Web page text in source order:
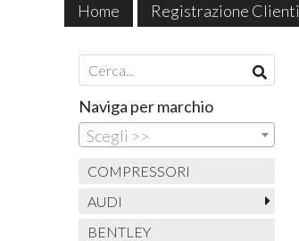
Home Registrazione Clienti
Naviga per marchio
Scegli >>
COMPRESSORI
AUDI
BENTLEY